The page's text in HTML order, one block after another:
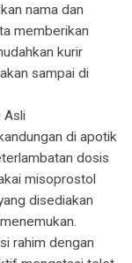
nama dan
memberikan
kurir
sampai di
di apotik
dosis
misoprostol
disediakan
rahim dengan